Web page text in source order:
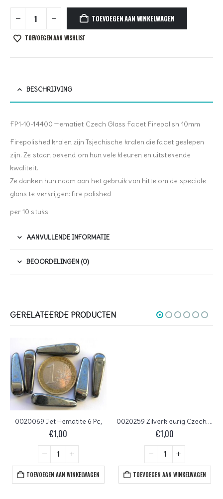
TOEVOEGEN AAN WINKELWAGEN
TOEVOEGEN AAN WISHLIST
BESCHRIJVING
FP1-10-14400 Hematiet Czech Glass Facet Firepolish 10mm
Firepolished kralen zijn Tsjechische kralen die facet geslepen
zijn. Ze staan bekend om hun vele kleuren en uitstekende
kwaliteit.
Ze danken hun naam aan het gebruik van hitte om de speciale
glans te verkrijgen: fire polished
per 10 stuks
AANVULLENDE INFORMATIE
BEOORDELINGEN (0)
GERELATEERDE PRODUCTEN
0020069 Jet Hematite 6 Pc,
€1,00
TOEVOEGEN AAN WINKELWAGEN
0020259 Zilverkleurig Czech Glass Facet Firepolish 4mm 50 stuks
€1,00
TOEVOEGEN AAN WINKELWAGEN